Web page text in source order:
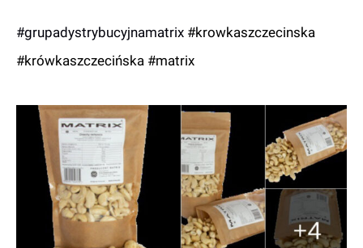
#grupadystrybucyjnamatrix #krowkaszczecinska
#krówkaszczecińska #matrix